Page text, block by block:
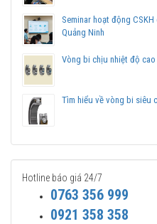
Mua vòng bi bạc đạn SKF
đâu uy tín?
Vòng bi Ngọc Anh là
Chuyên phân phối các
tranh, Giao hàng toàn
Liên hệ với
bi SKF NU 2312 ECP
Seminar hoạt động
Quảng Ninh
Vòng bi chịu nhiệt độ
Tìm hiểu về vòng bi siêu
Hotline báo giá 24/7
0763 356 999
0921 358 358